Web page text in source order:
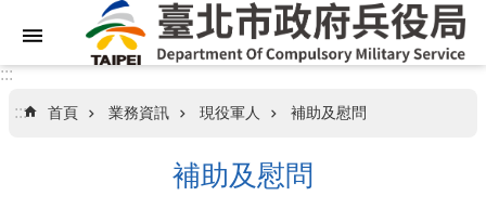
跳到主要內容區塊
:::
::: 首頁 業務資訊 現役軍人 補助及慰問
補助及慰問